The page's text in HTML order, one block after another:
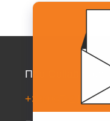
Про Collaborator
+38(067)217-0440